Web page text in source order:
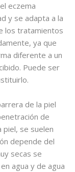
eczema
y se adapta a la
los tratamientos
ya que
diferente a un
Puede ser
de la piel
de
se suelen
depende del
secas se
agua y de agua